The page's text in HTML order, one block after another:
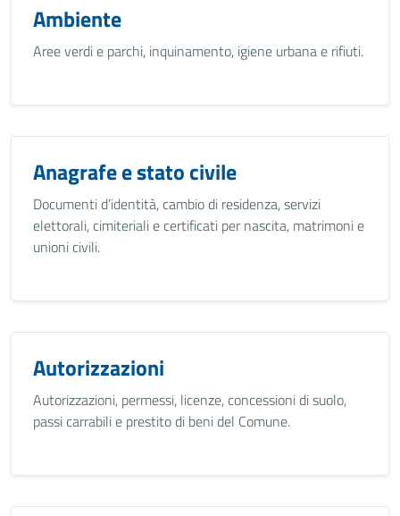
Ambiente
Aree verdi e parchi, inquinamento, igiene urbana e rifiuti.
Anagrafe e stato civile
Documenti d’identità, cambio di residenza, servizi
elettorali, cimiteriali e certificati per nascita, matrimoni e
unioni civili.
Autorizzazioni
Autorizzazioni, permessi, licenze, concessioni di suolo,
passi carrabili e prestito di beni del Comune.